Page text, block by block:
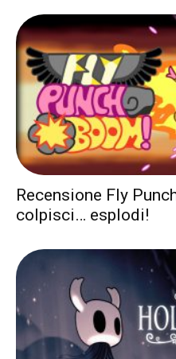
Recensione Fly
colpisci… esplodi!